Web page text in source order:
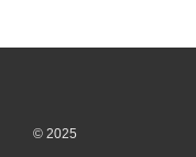
© 2025